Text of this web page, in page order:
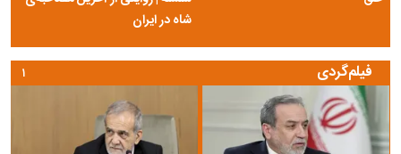
شاه در ایران
فیلم‌گردی ۱